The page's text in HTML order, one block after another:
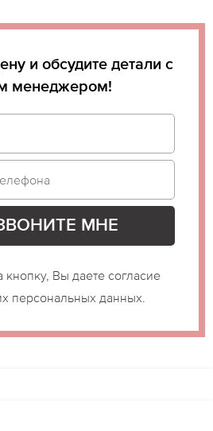
и обсудите детали с
менеджером!
Вы даете согласие
персональных данных.